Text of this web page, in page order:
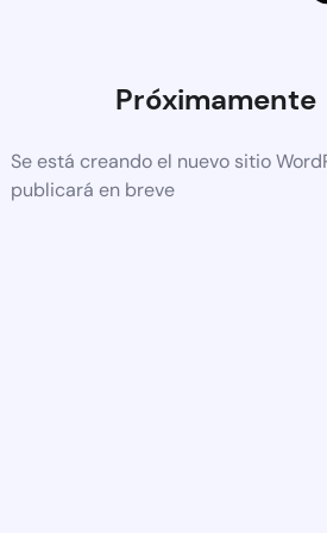
Próximamente
Se está creando el nuevo sitio
publicará en breve